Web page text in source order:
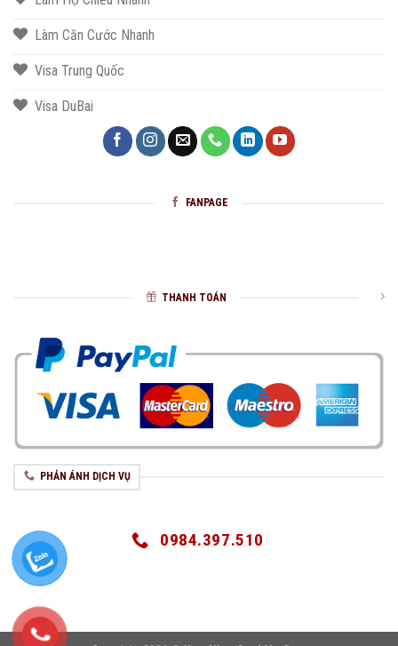
Làm Căn Cước Nhanh
Visa Trung Quốc
Visa DuBai
FANPAGE
THANH TOÁN
PHẢN ÁNH DỊCH VỤ
0984.397.510